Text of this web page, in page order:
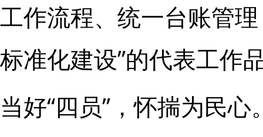
工作流程、统一台账管
标准化建设”的代表工作
当好“四员”，怀揣为民